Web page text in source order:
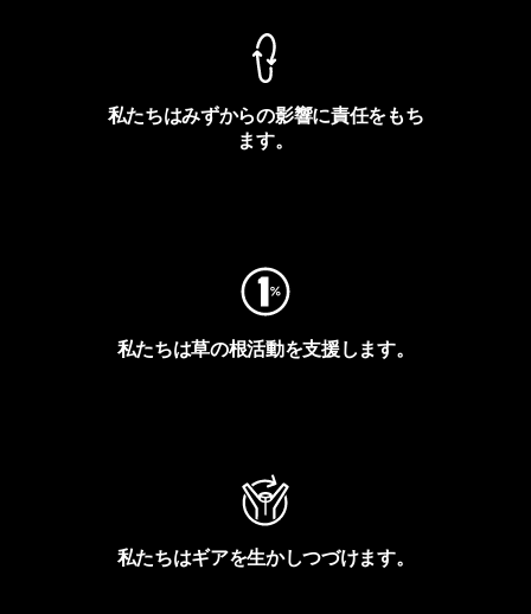
私たちはみずからの影響に責任をもち
ます。
私たちは草の根活動を支援します。
私たちはギアを生かしつづけます。